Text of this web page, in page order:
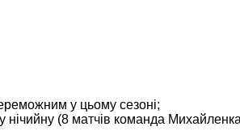
у цьому сезоні;
(8 матчів команда